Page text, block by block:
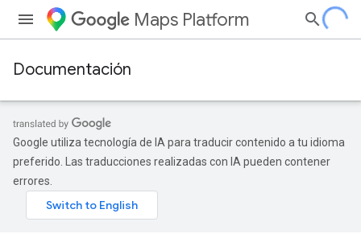
Maps Platform
Documentación
Google utiliza tecnología de IA para traducir contenido a tu idioma
preferido. Las traducciones realizadas con IA pueden contener
errores.